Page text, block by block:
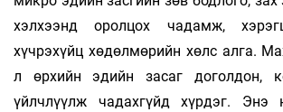
хэлхээнд оролцох чадамж,
хүчрэхүйц хөдөлмөрийн хөлс алга.
л өрхийн эдийн засаг доголдон,
үйлчлүүлж чадахгүйд хүрдэг.